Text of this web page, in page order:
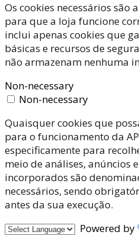
Os cookies necessários são
para que a loja funcione
inclui apenas cookies que
básicas e recursos de
não armazenam nenhuma
Non-necessary
Non-necessary
Quaisquer cookies que
para o funcionamento da
especificamente para
meio de análises, anúncios
incorporados são
necessários, sendo
antes da sua execução.
Powered by